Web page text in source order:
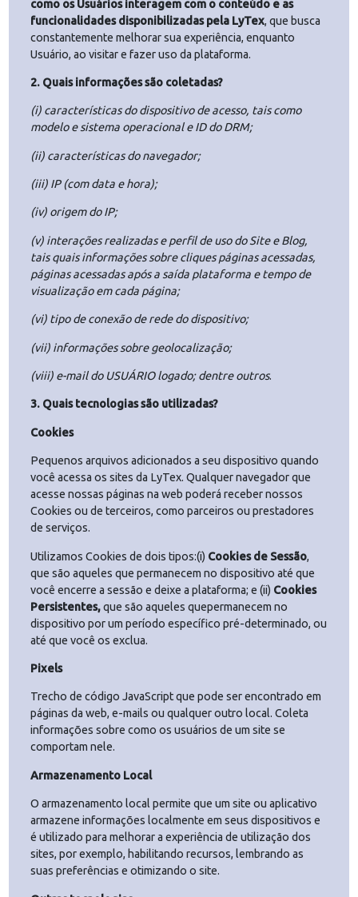
navegador recupera e envia esse arquivo (“Cookies”) de
volta para o servidor do site.
A utilização de Cookies, então, tem como propósitos
principais a otimização, segurança e entendimento de
funcionalidades disponibilizadas pela LyTex, que busca
constantemente melhorar sua experiência, enquanto
Usuário, ao visitar e fazer uso da plataforma.
2.Quais informações são coletadas?
(i) características do dispositivo de acesso, tais como
modelo e sistema operacional e ID do DRM;
(ii) características do navegador;
(iii) IP (com data e hora);
(iv) origem do IP;
tais quais informações sobre cliques páginas acessadas,
páginas acessadas após a saída plataforma e tempo de
(vii) informações sobre geolocalização;
(viii) e-mail do USUÁRIO logado; dentre outros.
Cookies
Pequenos arquivos adicionados a seu dispositivo quando
você acessa os sites da LyTex. Qualquer navegador que
acesse nossas páginas na web poderá receber nossos
Cookies ou de terceiros, como parceiros ou prestadores
Utilizamos Cookies de dois tipos:(i)Cookies de Sessão
que são aqueles que permanecem no dispositivo até que
você encerre a sessão e deixe a plataforma; e (ii)
Persistentes,que são aqueles quepermanecem no
até que você os exclua.
Pixels
Trecho de código JavaScript que pode ser encontrado em